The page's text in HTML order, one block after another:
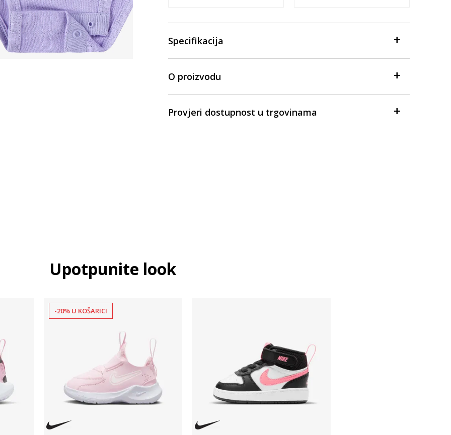
Specifikacija
O proizvodu
Provjeri dostupnost u trgovinama
Upotpunite look
-20% U KOŠARICI